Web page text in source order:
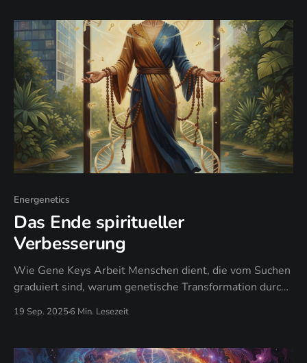
Energenetics
Das Ende spiritueller
Verbesserung
Wie Gene Keys Arbeit Menschen dient, die vom Suchen
graduiert sind, warum genetische Transformation durch
wann authentische Frequenz "High Vibe" Performance
19 Sep. 2025 6 Min. Lesezeit